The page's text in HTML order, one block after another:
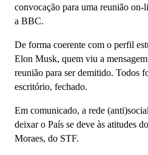
convocação para uma reunião on-
a BBC.
De forma coerente com o perfil
Elon Musk, quem viu a
reunião para ser demitido. Todos
escritório, fechado.
Em comunicado, a rede
deixar o País se deve às atitudes
Moraes, do STF.